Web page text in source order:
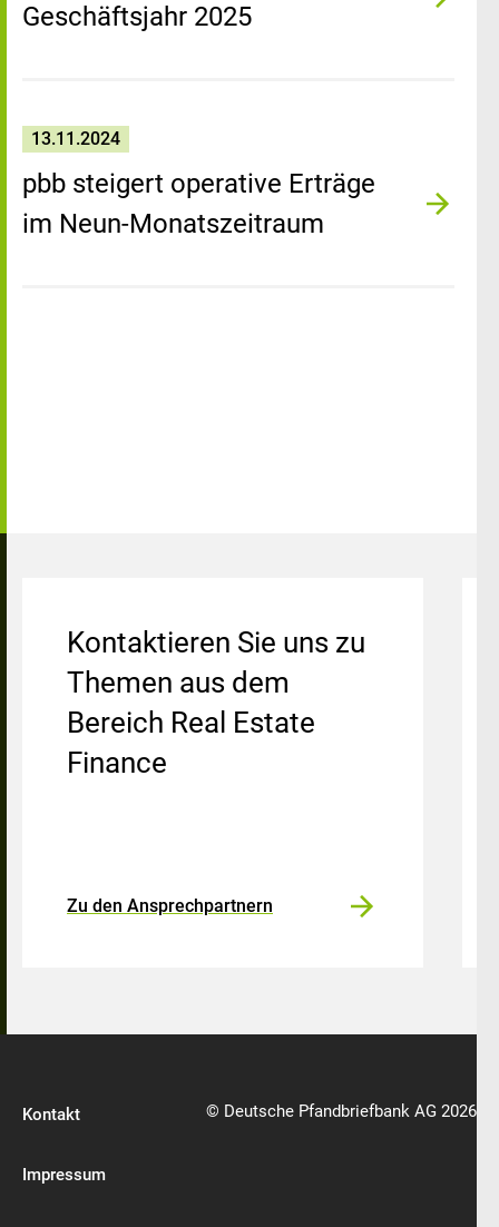
Geschäftsjahr 2025
13.11.2024
pbb steigert operative Erträge
im Neun-Monatszeitraum
Kontaktieren Sie uns zu
Themen aus dem
Bereich Real Estate
Finance
Zu den Ansprechpartnern
Kontakt
Impressum
© Deutsche Pfandbriefbank AG 2026